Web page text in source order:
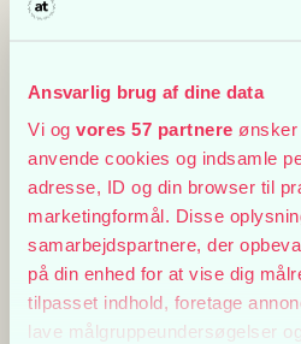
Ansvarlig brug af dine data
Vi og vores 57 partnere
anvende cookies og indsamle
adresse, ID og din browser til
marketingformål. Disse
samarbejdspartnere, der
på din enhed for at vise dig
tilpasset indhold, foretage
lave målgruppeundersøgelser
Et rystende stykke de sprøde
noget af en rusketur at opleve
MUSICMAGAZINE.DK